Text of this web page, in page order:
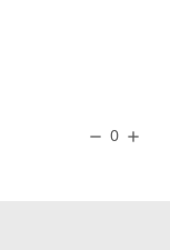
remove 0 add